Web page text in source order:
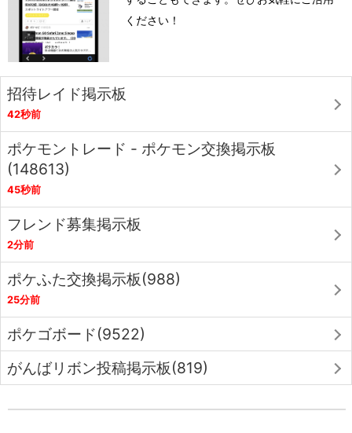
ください！
招待レイド掲示板
42秒前
ポケモントレード - ポケモン交換掲示板
(148613)
45秒前
フレンド募集掲示板
2分前
ポケふた交換掲示板(988)
25分前
ポケゴボード(9522)
がんばリボン投稿掲示板(819)